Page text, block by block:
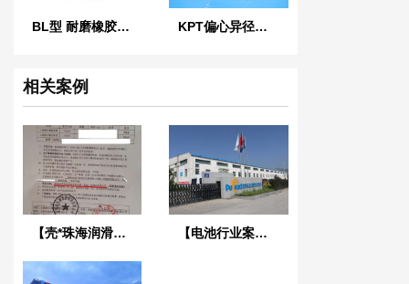
BL型 耐磨橡胶软连接 KPT偏心异径橡胶软接头
相关案例
【壳*珠海润滑油有限公司】橡胶接头合同 【电池行业案例】青海泰丰先行锂能用EPDM橡胶接头